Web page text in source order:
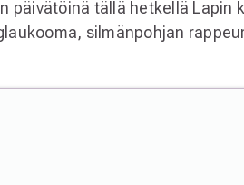
tällä hetkellä
silmänpohjan